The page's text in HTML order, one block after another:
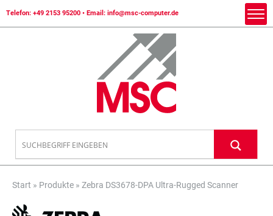
Telefon: +49 2153 95200 • Email: info@msc-computer.de
Start » Produkte » Zebra DS3678-DPA Ultra-Rugged Scanner